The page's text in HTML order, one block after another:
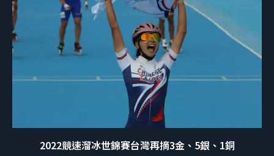
2022競速溜冰世錦賽台灣再摘3金、5銀、1銅